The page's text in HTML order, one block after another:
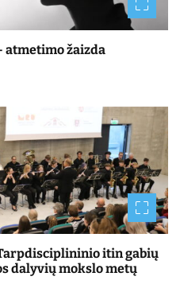
atmetimo žaizda
itin gabių
dalyvių mokslo metų